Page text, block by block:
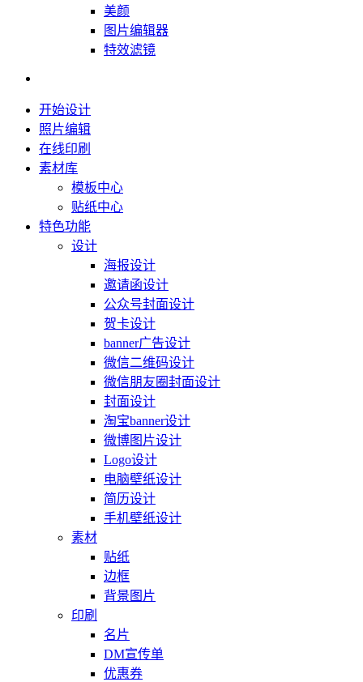
美颜
图片编辑器
特效滤镜
开始设计
照片编辑
在线印刷
素材库
模板中心
贴纸中心
特色功能
设计
海报设计
邀请函设计
公众号封面设计
贺卡设计
banner广告设计
微信二维码设计
微信朋友圈封面设计
封面设计
淘宝banner设计
微博图片设计
Logo设计
电脑壁纸设计
简历设计
手机壁纸设计
素材
贴纸
边框
背景图片
印刷
名片
DM宣传单
优惠券